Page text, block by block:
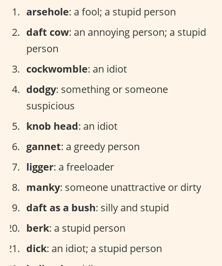
arsehole: a fool; a stupid person
daft cow: an annoying person; a stupid
person
cockwomble: an idiot
dodgy: something or someone
suspicious
knob head: an idiot
gannet: a greedy person
ligger: a freeloader
manky: someone unattractive or dirty
daft as a bush: silly and stupid
berk: a stupid person
dick: an idiot; a stupid person